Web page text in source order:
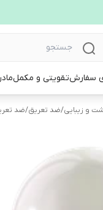
سفارشتقویتی و مکمل
و زیبایی/ضد تعریق/ضد